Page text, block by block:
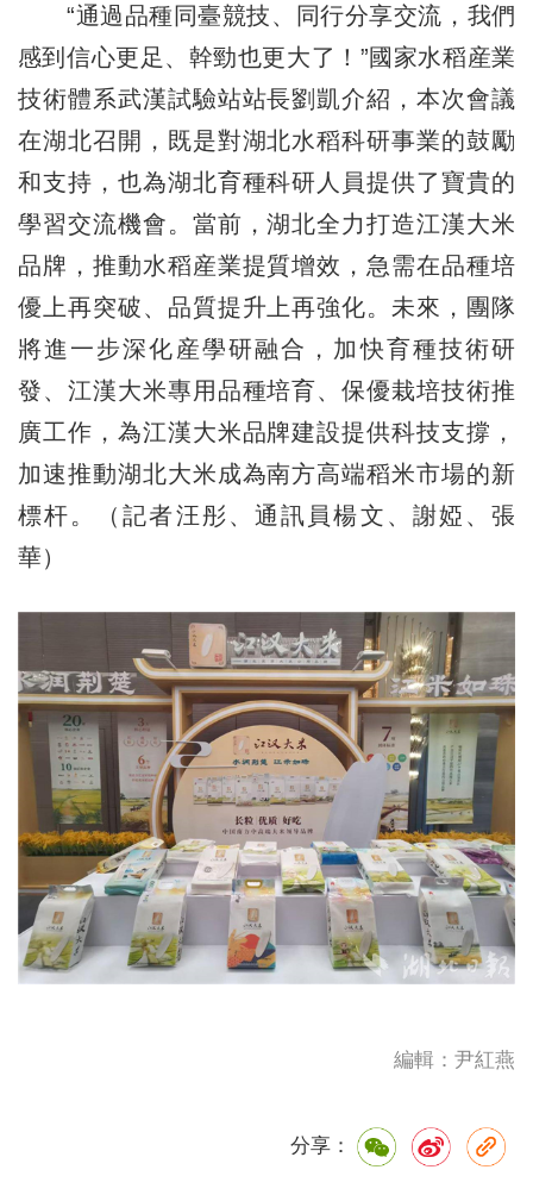
“通過品種同臺競技、同行分享交流，我們
感到信心更足、幹勁也更大了！”國家水稻産業
技術體系武漢試驗站站長劉凱介紹，本次會議
在湖北召開，既是對湖北水稻科研事業的鼓勵
和支持，也為湖北育種科研人員提供了寶貴的
學習交流機會。當前，湖北全力打造江漢大米
品牌，推動水稻産業提質增效，急需在品種培
優上再突破、品質提升上再強化。未來，團隊
將進一步深化産學研融合，加快育種技術研
發、江漢大米專用品種培育、保優栽培技術推
廣工作，為江漢大米品牌建設提供科技支撐，
加速推動湖北大米成為南方高端稻米市場的新
標杆。（記者汪彤、通訊員楊文、謝婭、張
華）
編輯：尹紅燕
分享：